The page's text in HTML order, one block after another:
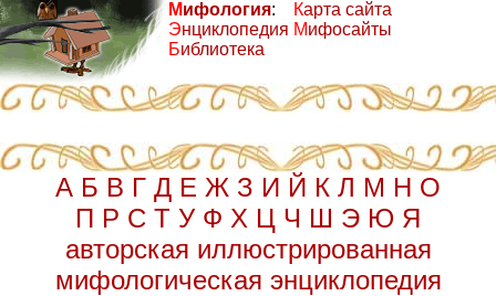
Мифология:
Энциклопедия
Библиотека
Карта сайта
Мифосайты
А Б В Г Д Е Ж З И Й К Л М Н О
П Р С Т У Ф Х Ц Ч Ш Э Ю Я
авторская иллюстрированная
мифологическая энциклопедия